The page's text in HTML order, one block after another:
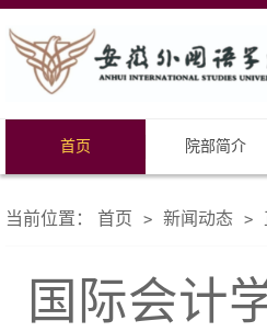
首页 院部简介
当前位置： 首页 > 新闻动态 >
国际会计